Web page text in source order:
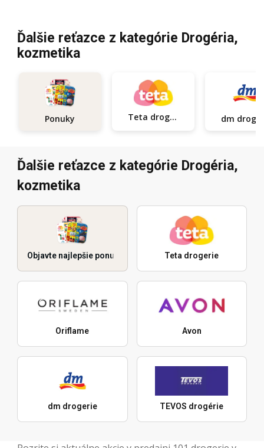
Ďalšie reťazce z kategórie Drogéria,
kozmetika
Ponuky Teta drogerie
Ďalšie reťazce z kategórie Drogéria,
kozmetika
Objavte najlepšie ponuky Teta drogerie
Oriflame Avon
dm drogerie TEVOS drogérie